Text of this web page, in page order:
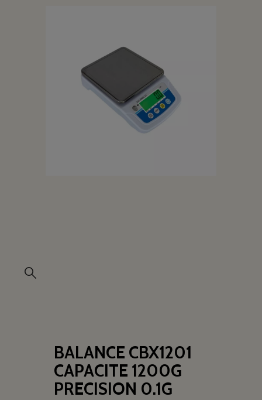
BALANCE CBX1201
CAPACITE 1200G
PRECISION 0.1G